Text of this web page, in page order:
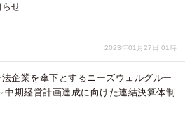
せ
2023年01月27日 01時
企業を傘下とするニーズウェルグルー
中期経営計画達成に向けた連結決算体制